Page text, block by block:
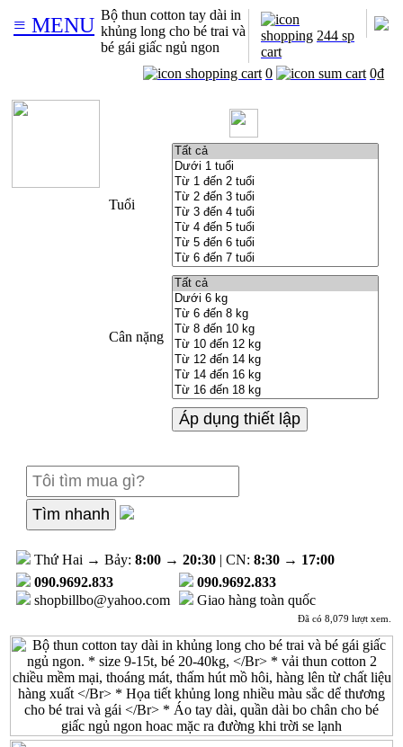
≡ MENU 244 sp
0 0₫
Tuổi
Cân nặng
Thứ Hai → Bảy: 8:00 → 20:30 | CN: 8:30 → 17:00
090.9692.833
shopbillbo@yahoo.com
090.9692.833
Giao hàng toàn quốc
Bộ thun cotton tay dài in
khủng long cho bé trai và
bé gái giấc ngủ ngon
Đã có 8,079 lượt xem.